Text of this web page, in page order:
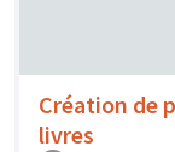
Création de
livres